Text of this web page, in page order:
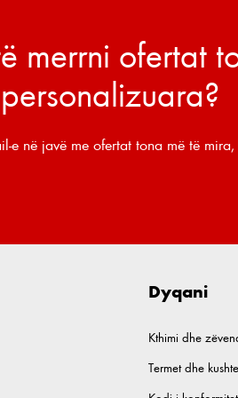
merrni ofertat
e në javë me ofertat tona më të
Dyqani
Kthimi dhe
Termet dhe